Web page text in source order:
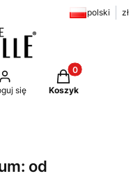
polski zł
się
Produkty w
Koszyk
od